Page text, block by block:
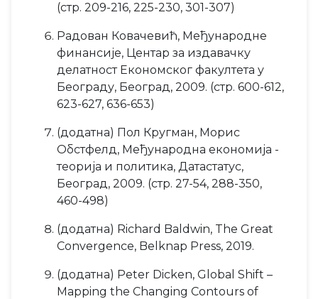
(стр. 209-216, 225-230, 301-307)
Радован Ковачевић, Међународне
финансије, Центар за издавачку
делатност Економског факултета у
Београду, Београд, 2009. (стр. 600-612,
623-627, 636-653)
(додатна) Пол Кругман, Морис
Обстфелд, Међународна економија -
теорија и политика, Датастатус,
Београд, 2009. (стр. 27-54, 288-350,
460-498)
(додатна) Richard Baldwin, The Great
Convergence, Belknap Press, 2019.
(додатна) Peter Dicken, Global Shift –
Mapping the Changing Contours of